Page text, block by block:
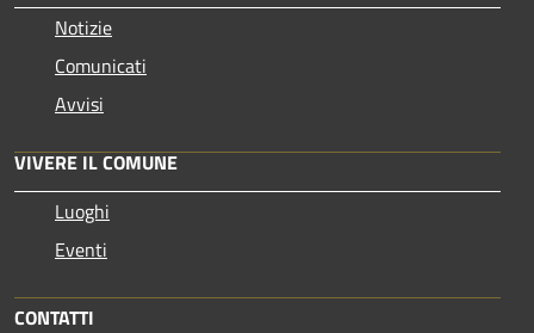
Notizie
Comunicati
Avvisi
VIVERE IL COMUNE
Luoghi
Eventi
CONTATTI